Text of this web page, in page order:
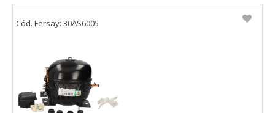
Cód. Fersay: 30AS6005